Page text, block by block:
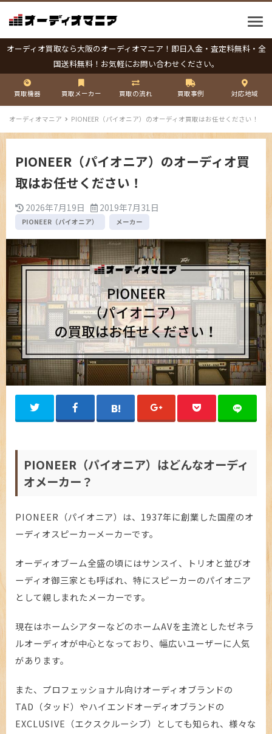
オーディオ買取なら大阪のオーディオマニア！即日入金・査定料無料・全
国送料無料！お気軽にお問い合わせください。
買取機器 買取メーカー 買取の流れ 買取事例 対応地域
オーディオマニア PIONEER（パイオニア）のオーディオ買取はお任せください！
PIONEER（パイオニア）のオーディオ買
取はお任せください！
2026年7月19日 2019年7月31日
PIONEER（パイオニア） メーカー
PIONEER（パイオニア）はどんなオーディ
オメーカー？
PIONEER（パイオニア）は、1937年に創業した国産のオ
ーディオスピーカーメーカーです。
オーディオブーム全盛の頃にはサンスイ、トリオと並びオ
ーディオ御三家とも呼ばれ、特にスピーカーのパイオニア
として親しまれたメーカーです。
現在はホームシアターなどのホームAVを主流としたゼネラ
ルオーディオが中心となっており、幅広いユーザーに人気
があります。
また、プロフェッショナル向けオーディオブランドの
TAD（タッド）やハイエンドオーディオブランドの
EXCLUSIVE（エクスクルーシブ）としても知られ、様々な